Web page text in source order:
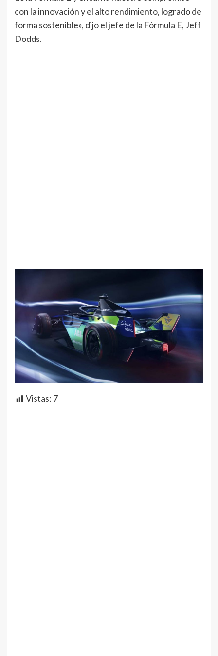
con la innovación y el alto rendimiento, logrado de
forma sostenible», dijo el jefe de la Fórmula E, Jeff
Dodds.
Vistas: 7